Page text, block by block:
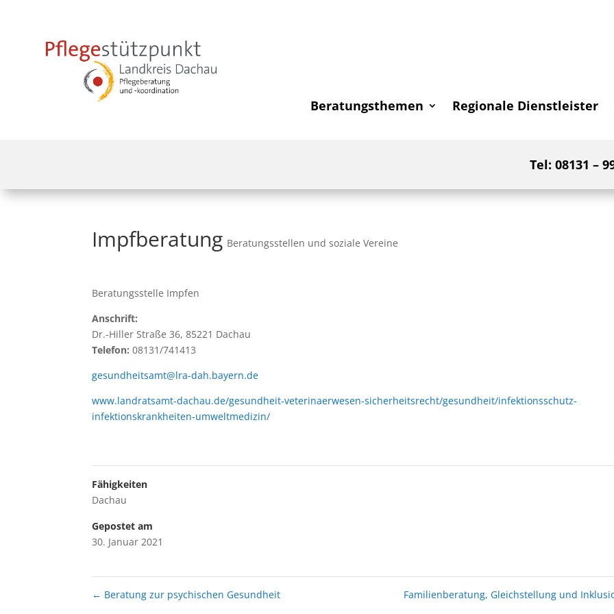
Beratungsthemen Regionale Dienstleister
Tel: 08131 –
Impfberatung Beratungsstellen und soziale Vereine
Beratungsstelle Impfen
Anschrift:
Dr.-Hiller Straße 36, 85221 Dachau
Telefon: 08131/741413
gesundheitsamt@lra-dah.bayern.de
www.landratsamt-dachau.de/gesundheit-veterinaerwesen-sicherheitsrecht/gesundheit/infektionsschutz-
infektionskrankheiten-umweltmedizin/
Fähigkeiten
Dachau
Gepostet am
30. Januar 2021
← Beratung zur psychischen Gesundheit Familienberatung, Gleichstellung und